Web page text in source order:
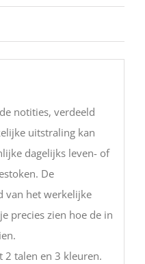
notities, verdeeld
uitstraling kan
dagelijks leven- of
De
van het werkelijke
precies zien hoe de in
2 talen en 3 kleuren.